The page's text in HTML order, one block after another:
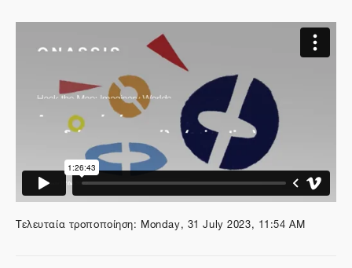
Τελευταία τροποποίηση: Monday, 31 July 2023, 11:54 AM